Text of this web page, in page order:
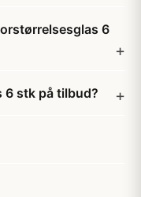
6
6 stk på tilbud?